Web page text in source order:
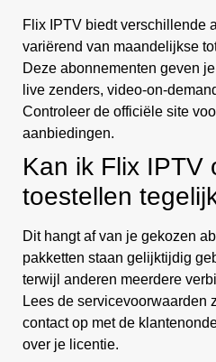
Flix IPTV biedt verschillende
variërend van maandelijkse
Deze abonnementen geven
live zenders, video-on-
Controleer de officiële site
aanbiedingen.
Kan ik Flix IPTV
toestellen
Dit hangt af van je gekozen
pakketten staan gelijktijdig
terwijl anderen meerdere
Lees de servicevoorwaarden
contact op met de
over je licentie.